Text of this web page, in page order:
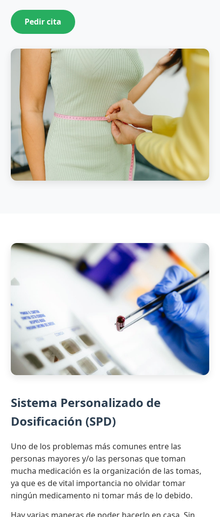
Pedir cita
Sistema Personalizado de
Dosificación (SPD)
Uno de los problemas más comunes entre las
personas mayores y/o las personas que toman
mucha medicación es la organización de las tomas,
ya que es de vital importancia no olvidar tomar
ningún medicamento ni tomar más de lo debido.